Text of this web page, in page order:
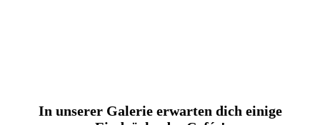
In unserer Galerie erwarten dich einige